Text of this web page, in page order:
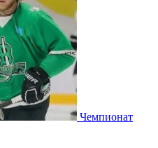
Чемпионат